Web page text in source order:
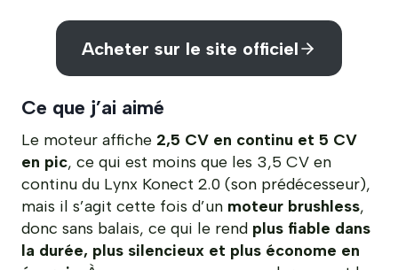
Acheter sur le site officiel
Ce que j’ai aimé
Le moteur affiche 2,5 CV en continu et 5 CV
en pic, ce qui est moins que les 3,5 CV en
continu du Lynx Konect 2.0 (son prédécesseur),
mais il s’agit cette fois d’un moteur brushless,
donc sans balais, ce qui le rend plus fiable dans
la durée, plus silencieux et plus économe en